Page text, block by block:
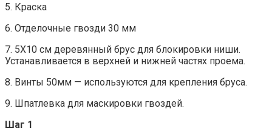
5. Краска
6. Отделочные гвозди 30 мм
7. 5Х10 см деревянный брус для блокировки ниши.
Устанавливается в верхней и нижней частях проема.
8. Винты 50мм — используются для крепления бруса.
9. Шпатлевка для маскировки гвоздей.
Шаг 1